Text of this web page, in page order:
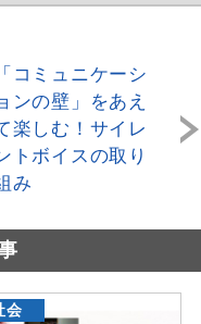
「コミュニケーシ
ンの壁」をあえ
楽しむ！サイレ
トボイスの取り
み
会